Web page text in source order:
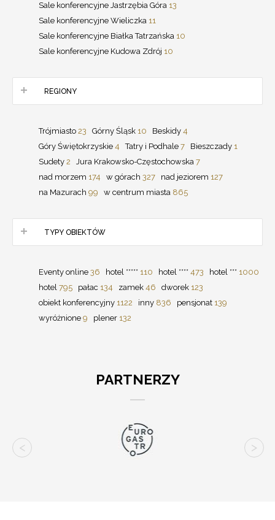
Sale konferencyjne Jastrzębia Góra 13
Sale konferencyjne Wieliczka 11
Sale konferencyjne Białka Tatrzańska 10
Sale konferencyjne Kudowa Zdrój 10
REGIONY
Trójmiasto 23 Górny Śląsk 10 Beskidy 4
Góry Świętokrzyskie 4 Tatry i Podhale 7 Bieszczady 1
Sudety 2 Jura Krakowsko-Częstochowska 7
nad morzem 174 w górach 327 nad jeziorem 127
na Mazurach 99 w centrum miasta 865
TYPY OBIEKTÓW
Eventy online 36 hotel ***** 110 hotel **** 473 hotel *** 1000
hotel 795 pałac 134 zamek 46 dworek 123
obiekt konferencyjny 1122 inny 836 pensjonat 139
wyróżnione 9 plener 132
PARTNERZY